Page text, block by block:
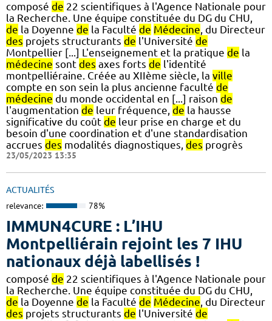
composé de 22 scientifiques à l'Agence Nationale pour
la Recherche. Une équipe constituée du DG du CHU,
de la Doyenne de la Faculté de Médecine, du Directeur
des projets structurants de l'Université de
Montpellier [...] L'enseignement et la pratique de la
médecine sont des axes forts de l'identité
montpelliéraine. Créée au XIIème siècle, la ville
compte en son sein la plus ancienne faculté de
médecine du monde occidental en [...] raison de
l'augmentation de leur fréquence, de la hausse
significative du coût de leur prise en charge et du
besoin d'une coordination et d'une standardisation
accrues des modalités diagnostiques, des progrès
23/05/2023 13:35
ACTUALITÉS
relevance: 78%
IMMUN4CURE : L’IHU
Montpelliérain rejoint les 7 IHU
nationaux déjà labellisés !
composé de 22 scientifiques à l'Agence Nationale pour
la Recherche. Une équipe constituée du DG du CHU,
de la Doyenne de la Faculté de Médecine , du Directeur
des projets structurants de l'Université de